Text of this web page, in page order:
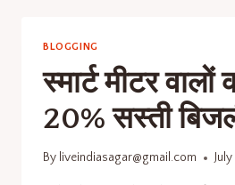
BLOGGING
स्मार्ट मीटर वालों
20% सस्ती
By liveindiasagar@gmail.com